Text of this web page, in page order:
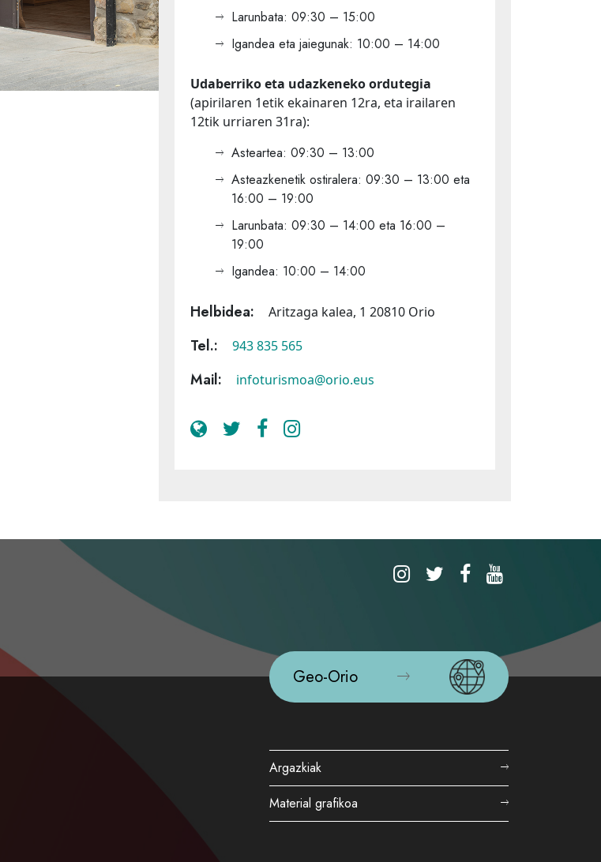
Larunbata: 09:30 – 15:00
Igandea eta jaiegunak: 10:00 – 14:00
Udaberriko eta udazkeneko ordutegia
(apirilaren 1etik ekainaren 12ra, eta irailaren
12tik urriaren 31ra):
Asteartea: 09:30 – 13:00
Asteazkenetik ostiralera: 09:30 – 13:00 eta
16:00 – 19:00
Larunbata: 09:30 – 14:00 eta 16:00 –
19:00
Igandea: 10:00 – 14:00
Helbidea: Aritzaga kalea, 1 20810 Orio
Tel.: 943 835 565
Mail: infoturismoa@orio.eus
Geo-Orio
Argazkiak
Material grafikoa